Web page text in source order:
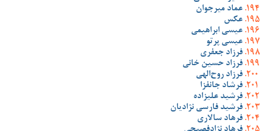
عماد میرجوان
عکس
عیسی ابراهیمی
عیسی پرتو
فرزاد جعفری
فرزاد حسین خانی
فرزاد روح‌الهی
فرشاد جانفزا
فرشید علیزاده
فرشید فارسی نژادیان
فرهاد سالاری